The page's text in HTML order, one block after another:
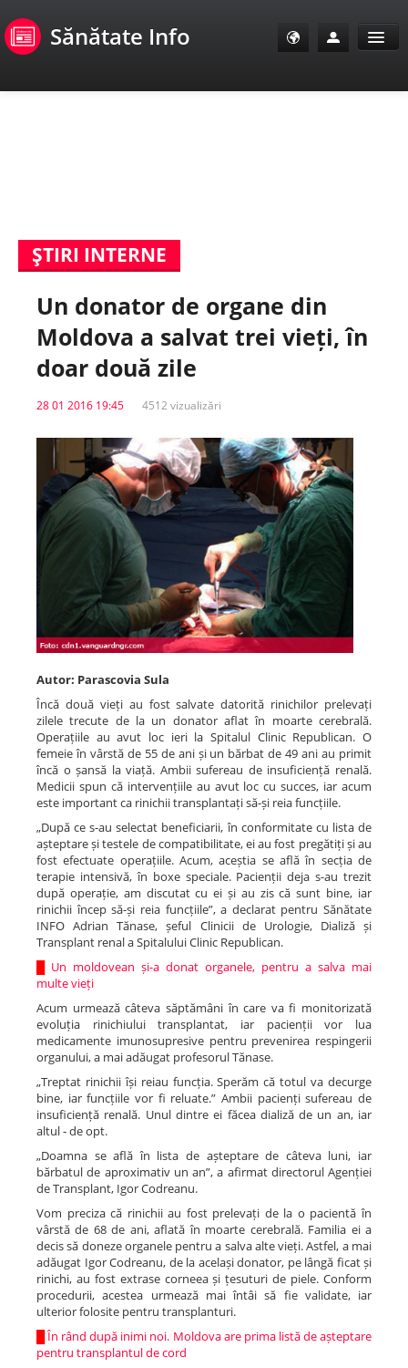
Sănătate Info
E-Sănătate Pacienți
E-Sănătate Medici
E-Sănătate Instituții
Tuberculoza Info
Spitale.MD
Centrul PAS
Școala E-Sănătate
SanoTeca
ŞTIRI INTERNE
Un donator de organe din
Moldova a salvat trei vieți, în
doar două zile
28 01 2016 19:45 4512 vizualizări
Autor: Parascovia Sula
Încă două vieți au fost salvate datorită rinichilor prelevați
zilele trecute de la un donator aflat în moarte cerebrală.
Operațiile au avut loc ieri la Spitalul Clinic Republican. O
femeie în vârstă de 55 de ani și un bărbat de 49 ani au primit
încă o șansă la viață. Ambii sufereau de insuficiență renală.
Medicii spun că intervențiile au avut loc cu succes, iar acum
este important ca rinichii transplantați să-și reia funcțiile.
„După ce s-au selectat beneficiarii, în conformitate cu lista de
așteptare și testele de compatibilitate, ei au fost pregătiți și au
fost efectuate operațiile. Acum, aceștia se află în secția de
terapie intensivă, în boxe speciale. Pacienții deja s-au trezit
după operație, am discutat cu ei și au zis că sunt bine, iar
rinichii încep să-și reia funcțiile”, a declarat pentru Sănătate
INFO Adrian Tănase, șeful Clinicii de Urologie, Dializă și
Transplant renal a Spitalului Clinic Republican.
Un moldovean și-a donat organele, pentru a salva mai
multe vieți
Acum urmează câteva săptămâni în care va fi monitorizată
evoluția rinichiului transplantat, iar pacienții vor lua
medicamente imunosupresive pentru prevenirea respingerii
organului, a mai adăugat profesorul Tănase.
„Treptat rinichii își reiau funcția. Sperăm că totul va decurge
bine, iar funcțiile vor fi reluate.” Ambii pacienți sufereau de
insuficiență renală. Unul dintre ei făcea dializă de un an, iar
altul - de opt.
„Doamna se află în lista de așteptare de câteva luni, iar
bărbatul de aproximativ un an”, a afirmat directorul Agenției
de Transplant, Igor Codreanu.
Vom preciza că rinichii au fost prelevați de la o pacientă în
vârstă de 68 de ani, aflată în moarte cerebrală. Familia ei a
decis să doneze organele pentru a salva alte vieți. Astfel, a mai
adăugat Igor Codreanu, de la același donator, pe lângă ficat și
rinichi, au fost extrase corneea și țesuturi de piele. Conform
procedurii, acestea urmează mai întâi să fie validate, iar
ulterior folosite pentru transplanturi.
█În rând după inimi noi. Moldova are prima listă de așteptare
pentru transplantul de cord